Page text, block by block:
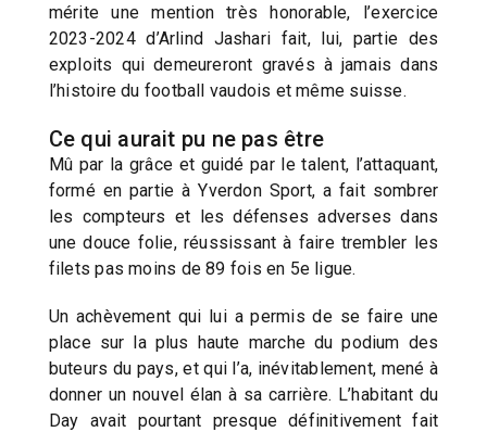
mérite une mention très honorable, l’exercice
2023-2024 d’Arlind Jashari fait, lui, partie des
exploits qui demeureront gravés à jamais dans
l’histoire du football vaudois et même suisse.
Ce qui aurait pu ne pas être
Mû par la grâce et guidé par le talent, l’attaquant,
formé en partie à Yverdon Sport, a fait sombrer
les compteurs et les défenses adverses dans
une douce folie, réussissant à faire trembler les
filets pas moins de 89 fois en 5e ligue.
Un achèvement qui lui a permis de se faire une
place sur la plus haute marche du podium des
buteurs du pays, et qui l’a, inévitablement, mené à
donner un nouvel élan à sa carrière. L’habitant du
Day avait pourtant presque définitivement fait